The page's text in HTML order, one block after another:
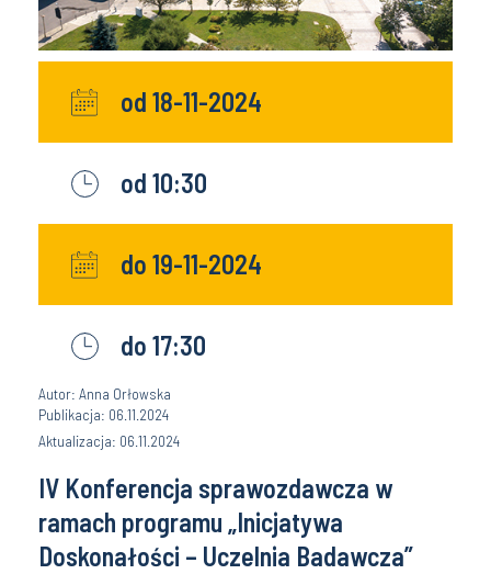
od 18-11-2024
od 10:30
do 19-11-2024
do 17:30
Autor: Anna Orłowska
Publikacja: 06.11.2024
Aktualizacja: 06.11.2024
IV Konferencja sprawozdawcza w
ramach programu „Inicjatywa
Doskonałości – Uczelnia Badawcza”